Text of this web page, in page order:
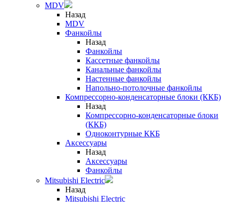
MDV
Назад
MDV
Фанкойлы
Назад
Фанкойлы
Кассетные фанкойлы
Канальные фанкойлы
Настенные фанкойлы
Напольно-потолочные фанкойлы
Компрессорно-конденсаторные блоки (ККБ)
Назад
Компрессорно-конденсаторные блоки
(ККБ)
Одноконтурные ККБ
Аксессуары
Назад
Аксессуары
Фанкойлы
Mitsubishi Electric
Назад
Mitsubishi Electric